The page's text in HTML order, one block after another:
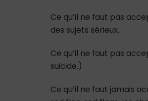
Ce qu’il ne faut pas
des sujets sérieux.
Ce qu’il ne faut pas
suicide.)
Ce qu’il ne faut jamais